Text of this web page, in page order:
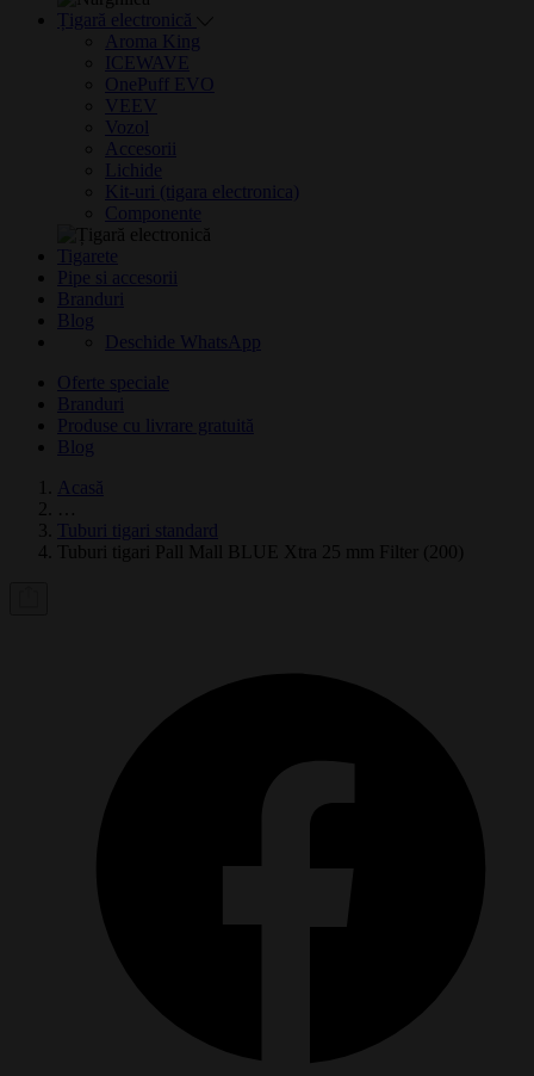
Țigară electronică
Aroma King
ICEWAVE
OnePuff EVO
VEEV
Vozol
Accesorii
Lichide
Kit-uri (tigara electronica)
Componente
Tigarete
Pipe si accesorii
Branduri
Blog
Deschide WhatsApp
Oferte speciale
Branduri
Produse cu livrare gratuită
Blog
Acasă
Tuburi tigari standard
Tuburi tigari Pall Mall BLUE Xtra 25 mm Filter (200)